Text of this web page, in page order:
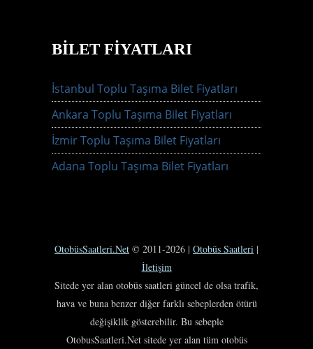
BILET FIYATLARI
İstanbul Toplu Taşıma Bilet Fiyatları
Ankara Toplu Taşıma Bilet Fiyatları
İzmir Toplu Taşıma Bilet Fiyatları
Adana Toplu Taşıma Bilet Fiyatları
OtobüsSaatleri.Net © 2011-2026 | Otobüs Saatleri |
İletişim
Sitede yer alan otobüs saatleri güncel de olsa trafik,
hava ve buna benzer diğer farklı sebeplerden ötürü
değişiklik gösterebilir. Bu sebeple
OtobusSaatleri.Net sitede yer alan tüm otobüs